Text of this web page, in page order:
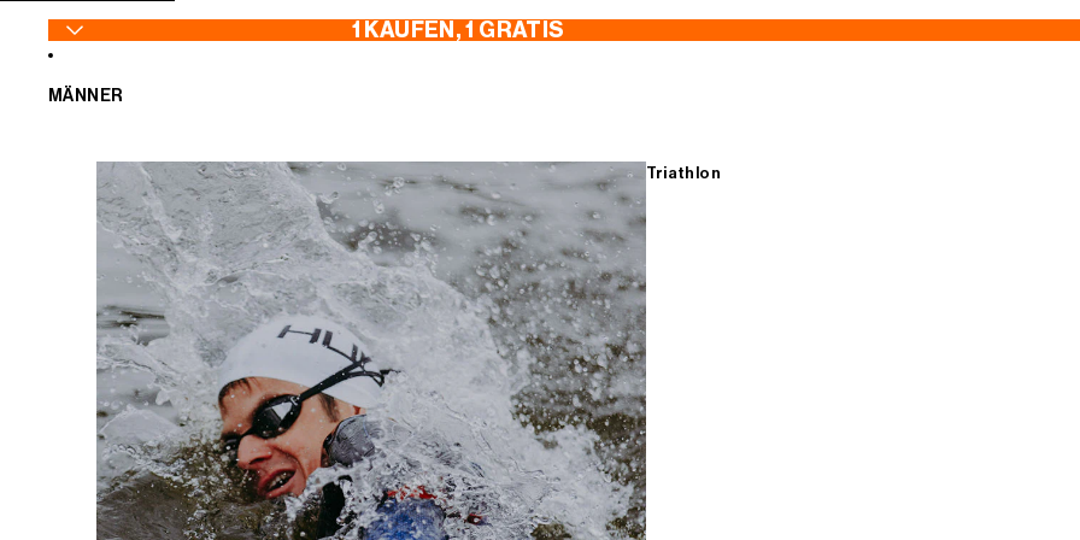
1 KAUFEN, 1 GRATIS
MÄNNER
Triathlon